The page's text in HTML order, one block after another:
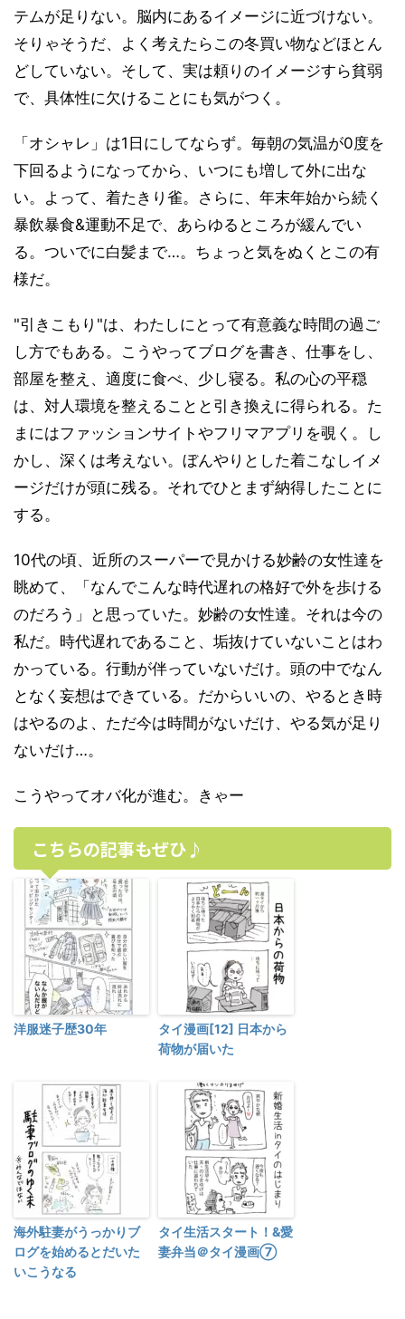
テムが足りない。脳内にあるイメージに近づけない。
そりゃそうだ、よく考えたらこの冬買い物などほとん
どしていない。そして、実は頼りのイメージすら貧弱
で、具体性に欠けることにも気がつく。
「オシャレ」は1日にしてならず。毎朝の気温が0度を
下回るようになってから、いつにも増して外に出な
い。よって、着たきり雀。さらに、年末年始から続く
暴飲暴食&運動不足で、あらゆるところが緩んでい
る。ついでに白髪まで…。ちょっと気をぬくとこの有
様だ。
"引きこもり"は、わたしにとって有意義な時間の過ご
し方でもある。こうやってブログを書き、仕事をし、
部屋を整え、適度に食べ、少し寝る。私の心の平穏
は、対人環境を整えることと引き換えに得られる。た
まにはファッションサイトやフリマアプリを覗く。し
かし、深くは考えない。ぼんやりとした着こなしイメ
ージだけが頭に残る。それでひとまず納得したことに
する。
10代の頃、近所のスーパーで見かける妙齢の女性達を
眺めて、「なんでこんな時代遅れの格好で外を歩ける
のだろう」と思っていた。妙齢の女性達。それは今の
私だ。時代遅れであること、垢抜けていないことはわ
かっている。行動が伴っていないだけ。頭の中でなん
となく妄想はできている。だからいいの、やるとき時
はやるのよ、ただ今は時間がないだけ、やる気が足り
ないだけ…。
こうやってオバ化が進む。きゃー
こちらの記事もぜひ♪
洋服迷子歴30年
タイ漫画[12] 日本から
荷物が届いた
海外駐妻がうっかりブ
ログを始めるとだいた
いこうなる
タイ生活スタート！&愛
妻弁当＠タイ漫画⑦